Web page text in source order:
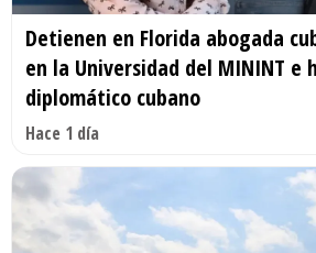
Detienen en Florida abogada
en la Universidad del MININT e
diplomático cubano
Hace 1 día